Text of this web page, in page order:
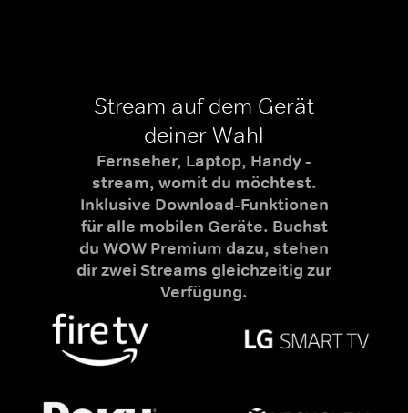
Stream auf dem Gerät
deiner Wahl
Fernseher, Laptop, Handy -
stream, womit du möchtest.
Inklusive Download-Funktionen
für alle mobilen Geräte. Buchst
du WOW Premium dazu, stehen
dir zwei Streams gleichzeitig zur
Verfügung.